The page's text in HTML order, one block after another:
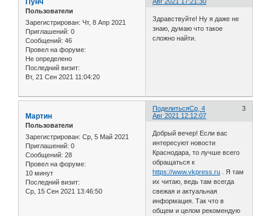
Пользователи
Зарегистрирован: Чт, 8 Апр 2021
Приглашений: 0
Сообщений: 46
Провел на форуме:
Не определено
Последний визит:
Вт, 21 Сен 2021 11:04:20
Здравствуйте! Ну я даже не
знаю, думаю что такое
сложно найти.
Поделиться 3
Ср, 4
Авг 2021 12:12:07
Мартин
Пользователи
Зарегистрирован: Ср, 5 Май 2021
Приглашений: 0
Сообщений: 28
Провел на форуме:
10 минут
Последний визит:
Ср, 15 Сен 2021 13:46:50
Добрый вечер! Если вас
интересуют новости
Краснодара, то лучше всего
обращаться к
https://www.vkpress.ru . Я там
их читаю, ведь там всегда
свежая и актуальная
информация. Так что в
общем и целом рекомендую